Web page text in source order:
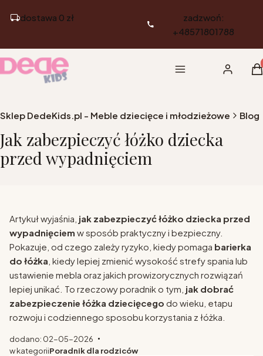
dostawa 0 zł
zadzwoń:
+48571801788
Menu Zaloguj się
Sklep DedeKids.pl - Meble dziecięce i młodzieżowe Blog
Jak zabezpieczyć łóżko dziecka
przed wypadnięciem
Artykuł wyjaśnia, jak zabezpieczyć łóżko dziecka przed
wypadnięciem w sposób praktyczny i bezpieczny.
Pokazuje, od czego zależy ryzyko, kiedy pomaga barierka
do łóżka , kiedy lepiej zmienić wysokość strefy spania lub
ustawienie mebla oraz jakich prowizorycznych rozwiązań
lepiej unikać. To rzeczowy poradnik o tym, jak dobrać
zabezpieczenie łóżka dziecięcego do wieku, etapu
rozwoju i codziennego sposobu korzystania z łóżka.
dodano: 02-05-2026
w kategoriiPoradnik dla rodziców